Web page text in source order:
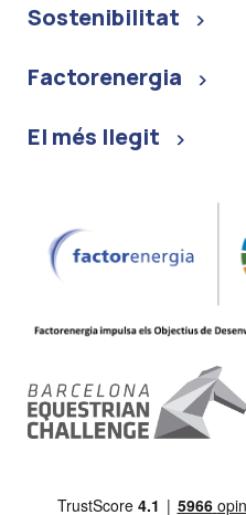
Sostenibilitat
Factorenergia
El més llegit